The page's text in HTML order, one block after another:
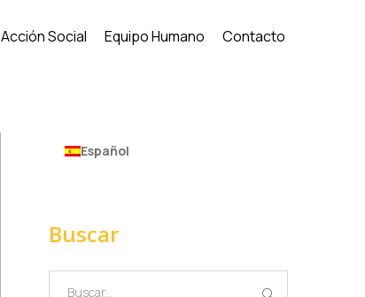
Acción Social Equipo Humano Contacto
Español
Buscar